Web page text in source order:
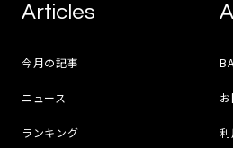
Articles
今月の記事
ニュース
ランキング